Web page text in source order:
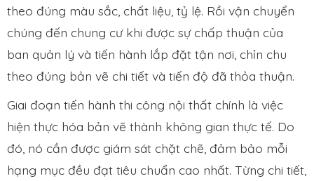
theo đúng màu sắc, chất liệu, tỷ lệ. Rồi vận chuyển
chúng đến chung cư khi được sự chấp thuận của
ban quản lý và tiến hành lắp đặt tận nơi, chỉn chu
theo đúng bản vẽ chi tiết và tiến độ đã thỏa thuận.
Giai đoạn tiến hành thi công nội thất chính là việc
hiện thực hóa bản vẽ thành không gian thực tế. Do
đó, nó cần được giám sát chặt chẽ, đảm bảo mỗi
hạng mục đều đạt tiêu chuẩn cao nhất. Từng chi tiết,